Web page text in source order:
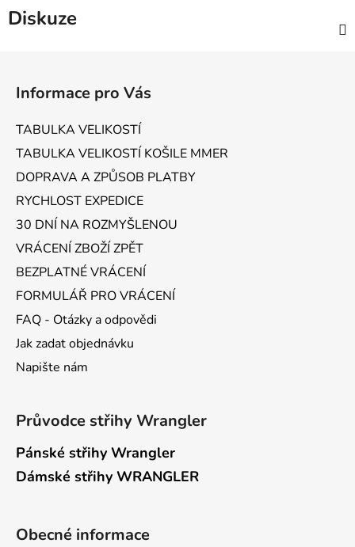
Diskuze
Informace pro Vás
TABULKA VELIKOSTÍ
TABULKA VELIKOSTÍ KOŠILE MMER
DOPRAVA A ZPŮSOB PLATBY
RYCHLOST EXPEDICE
30 DNÍ NA ROZMYŠLENOU
VRÁCENÍ ZBOŽÍ ZPĚT
BEZPLATNÉ VRÁCENÍ
FORMULÁŘ PRO VRÁCENÍ
FAQ - Otázky a odpovědi
Jak zadat objednávku
Napište nám
Průvodce střihy Wrangler
Pánské střihy Wrangler
Dámské střihy WRANGLER
Obecné informace